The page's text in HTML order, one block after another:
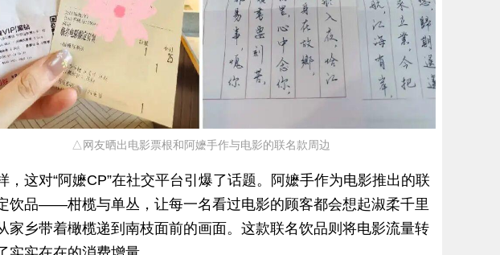
△网友晒出电影票根和阿嬷手作与电影的联名款周边
，这对“阿嬷CP”在社交平台引爆了话题。阿嬷手作为电影推出的联
饮品——柑榄与单丛，让每一名看过电影的顾客都会想起淑柔千里
家乡带着橄榄递到南枝面前的画面。这款联名饮品则将电影流量转